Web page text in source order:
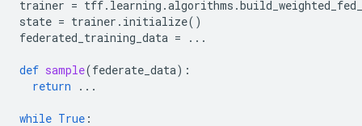
trainer = tff. learning .algorithms .
state = trainer . initialize()
federated_training_data = ...
def sample(federate_data):
return
...
while True :